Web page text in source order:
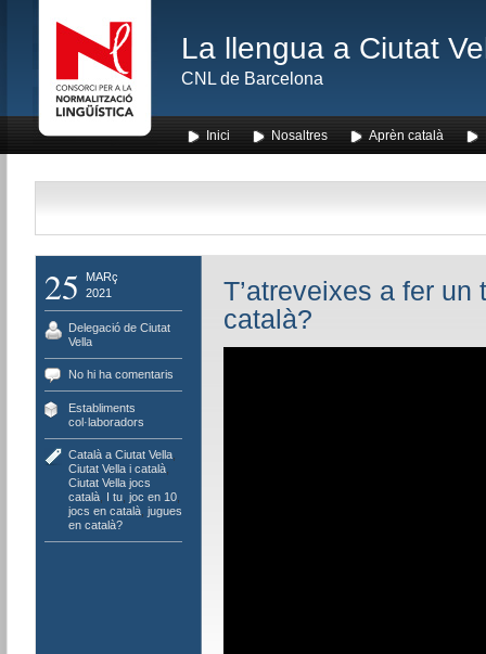
La llengua a Ciutat
CNL de Barcelona
Inici Nosaltres Aprèn català
25
MARç
2021
Delegació de Ciutat
Vella
No hi ha comentaris
Establiments
col·laboradors
Català a Ciutat Vella,
Ciutat Vella i català,
Ciutat Vella jocs
català, I tu, joc en 10,
jocs en català, jugues
en català?
T’atreveixes a fer
català?